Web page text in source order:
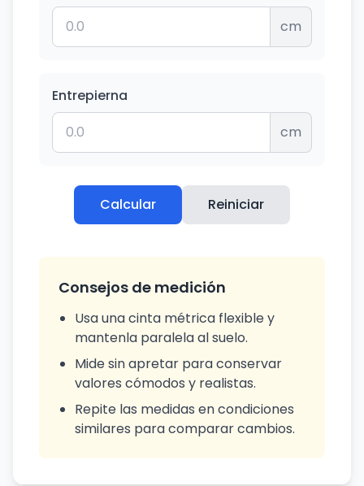
cm
Entrepierna
cm
Calcular Reiniciar
Consejos de medición
Usa una cinta métrica flexible y
mantenla paralela al suelo.
Mide sin apretar para conservar
valores cómodos y realistas.
Repite las medidas en condiciones
similares para comparar cambios.